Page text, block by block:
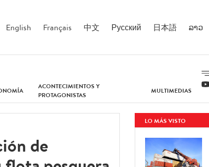
English Français 中文 Русский 日本語 ລາວ
ACONTECIMIENTOS Y
PROTAGONISTAS
MULTIMEDIAS
de
LO MÁS VISTO